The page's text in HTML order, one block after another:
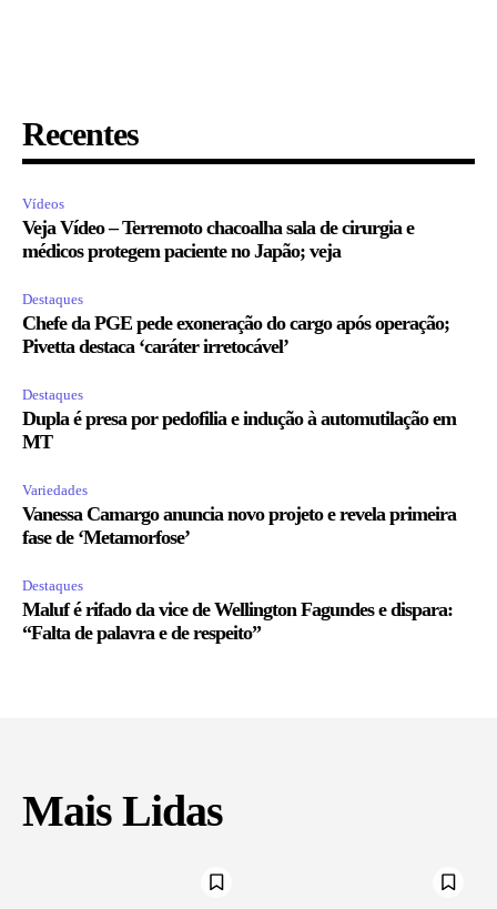
Recentes
Vídeos
Veja Vídeo – Terremoto chacoalha sala de cirurgia e
médicos protegem paciente no Japão; veja
Destaques
Chefe da PGE pede exoneração do cargo após operação;
Pivetta destaca ‘caráter irretocável’
Destaques
Dupla é presa por pedofilia e indução à automutilação em
MT
Variedades
Vanessa Camargo anuncia novo projeto e revela primeira
fase de ‘Metamorfose’
Destaques
Maluf é rifado da vice de Wellington Fagundes e dispara:
“Falta de palavra e de respeito”
Mais Lidas